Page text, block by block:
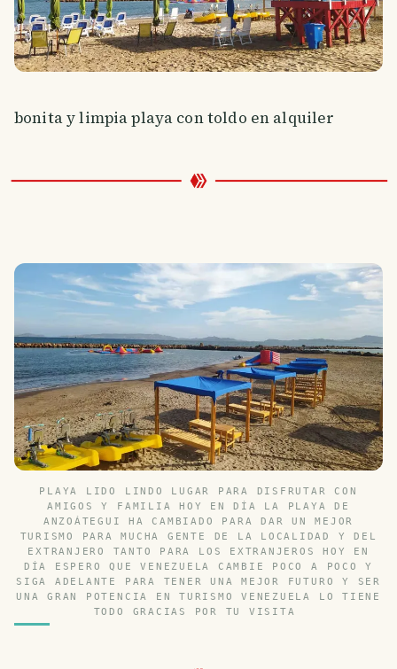
bonita y limpia playa con toldo en alquiler
PLAYA LIDO LINDO LUGAR PARA DISFRUTAR CON
AMIGOS Y FAMILIA HOY EN DÍA LA PLAYA DE
ANZOÁTEGUI HA CAMBIADO PARA DAR UN MEJOR
TURISMO PARA MUCHA GENTE DE LA LOCALIDAD Y DEL
EXTRANJERO TANTO PARA LOS EXTRANJEROS HOY EN
DÍA ESPERO QUE VENEZUELA CAMBIE POCO A POCO Y
SIGA ADELANTE PARA TENER UNA MEJOR FUTURO Y SER
UNA GRAN POTENCIA EN TURISMO VENEZUELA LO TIENE
TODO GRACIAS POR TU VISITA